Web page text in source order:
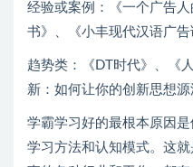
经验或案例：《一个广告
书》、《小丰现代汉语广告
趋势类：《DT时代》、《
新：如何让你的创新思想源
学霸学习好的最根本原因
学习方法和认知模式。这